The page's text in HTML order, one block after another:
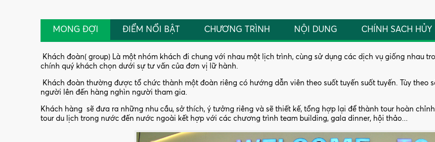
MONG ĐỢI ĐIỂM NỔI BẬT CHƯƠNG TRÌNH NỘI DUNG CHÍNH SACH HỦY
Khách đoàn( group) Là một nhóm khách đi chung với nhau một lịch trình, cùng sử dụng các dịch vụ giống nhau
chính quý khách chọn dưới sự tư vấn của đơn vị lữ hành.
Khách đoàn thường được tổ chức thành một đoàn riêng có hướng dẫn viên theo suốt tuyến suốt tuyến. Tùy theo
người lên đến hàng nghìn người tham gia.
Khách hàng sẽ đưa ra những nhu cầu, sở thích, ý tưởng riêng và sẽ thiết kế, tổng hợp lại để thành tour hoàn
tour du lịch trong nước đến nước ngoài kết hợp với các chương trình team building, gala dinner, hội thảo...